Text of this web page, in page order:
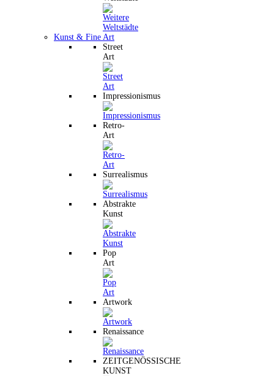
Kunst & Fine Art
Street
Art
Impressionismus
Retro-
Art
Surrealismus
Abstrakte
Kunst
Pop
Art
Artwork
Renaissance
ZEITGENÖSSISCHE
KUNST